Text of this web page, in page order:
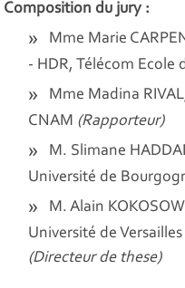
Composition du jury :
Mme Marie
- HDR, Télécom Ecole
Mme Madina
CNAM (Rapporteur)
M. Slimane
Université de
M. Alain
Université de
(Directeur de these)